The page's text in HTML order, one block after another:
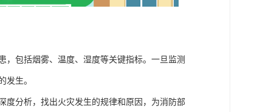
，包括烟雾、温度、湿度等关键指标。一旦监测
发生。
度分析，找出火灾发生的规律和原因，为消防部